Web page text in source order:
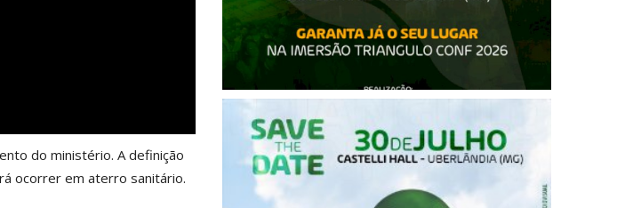
do ministério. A definição
ocorrer em aterro sanitário.